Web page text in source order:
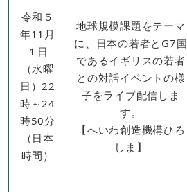
令和５
年11月
１日
（水曜
日）22
時～24
時50分
（日本
時間）
地球規模課題をテーマ
に、日本の若者とG7国
であるイギリスの若者
との対話イベントの様
子をライブ配信しま
す。
【へいわ創造機構ひろ
しま】